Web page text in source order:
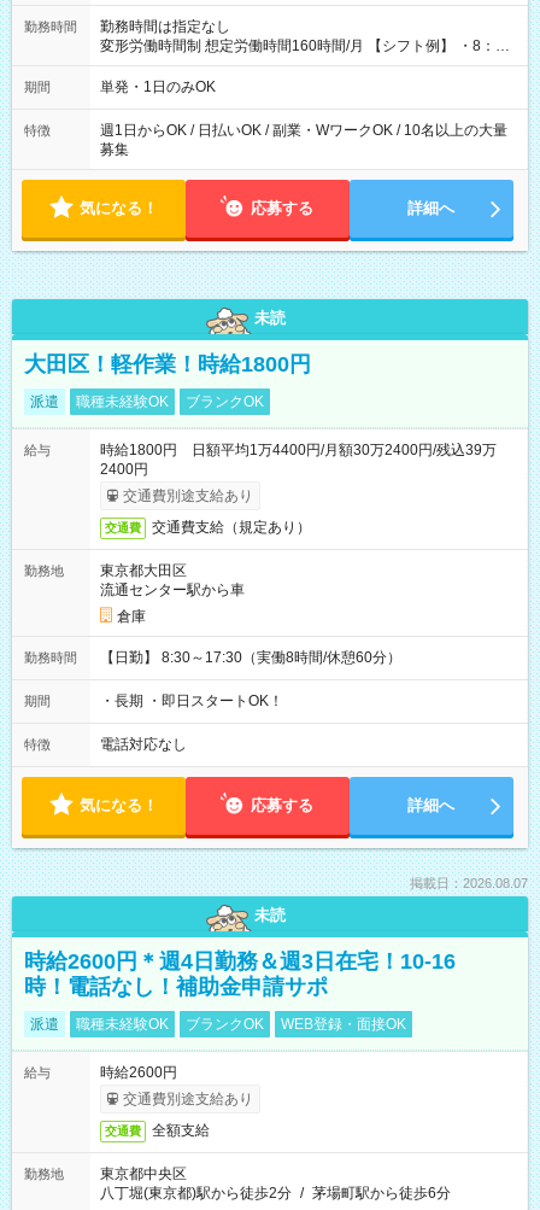
勤務時間
勤務時間は指定なし
変形労働時間制 想定労働時間160時間/月 【シフト例】 ・8：00
～21：00
期間 単発・1日のみOK
特徴
週1日からOK / 日払いOK / 副業・WワークOK / 10名以上の大量
募集
気になる！ 応募する 詳細へ
未読
大田区！軽作業！時給1800円
派遣 職種未経験OK ブランクOK
給与
時給1800円 日額平均1万4400円/月額30万2400円/残込39万
2400円
交通費別途支給あり
交通費 交通費支給（規定あり）
勤務地
東京都大田区
流通センター駅から車
倉庫
勤務時間 【日勤】 8:30～17:30（実働8時間/休憩60分）
期間 ・長期 ・即日スタートOK！
特徴 電話対応なし
気になる！ 応募する 詳細へ
掲載日：2026.08.07
未読
時給2600円＊週4日勤務＆週3日在宅！10-16
時！電話なし！補助金申請サポ
派遣 職種未経験OK ブランクOK WEB登録・面接OK
給与
時給2600円
交通費別途支給あり
交通費 全額支給
勤務地
東京都中央区
八丁堀(東京都)駅から徒歩2分 / 茅場町駅から徒歩6分